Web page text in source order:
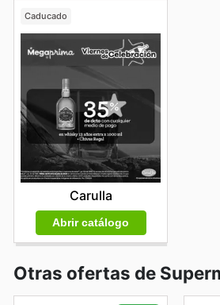
Caducado
Carulla
Abrir catálogo
Otras ofertas de